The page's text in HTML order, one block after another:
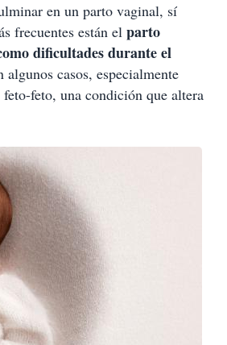
en un parto vaginal, sí
frecuentes están el parto
dificultades durante el
algunos casos, especialmente
feto, una condición que altera